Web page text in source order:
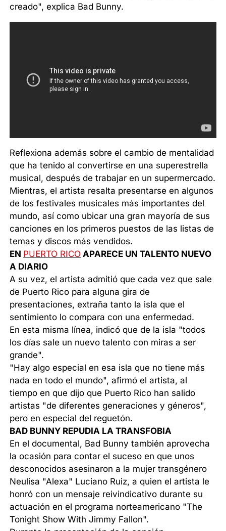
creado", explica Bad Bunny.
Reflexiona además sobre el cambio de mentalidad
que ha tenido al convertirse en una superestrella
musical, después de trabajar en un supermercado.
Mientras, el artista resalta presentarse en algunos
de los festivales musicales más importantes del
mundo, así como ubicar una gran mayoría de sus
canciones en los primeros puestos de las listas de
temas y discos más vendidos.
EN PUERTO RICO APARECE UN TALENTO NUEVO
A DIARIO
A su vez, el artista admitió que cada vez que sale
de Puerto Rico para alguna gira de
presentaciones, extraña tanto la isla que el
sentimiento lo compara con una enfermedad.
En esta misma línea, indicó que de la isla "todos
los días sale un nuevo talento con miras a ser
grande".
"Hay algo especial en esa isla que no tiene más
nada en todo el mundo", afirmó el artista, al
tiempo en que dijo que Puerto Rico han salido
artistas "de diferentes generaciones y géneros",
pero en especial del reguetón.
BAD BUNNY REPUDIA LA TRANSFOBIA
En el documental, Bad Bunny también aprovecha
la ocasión para contar el suceso en que unos
desconocidos asesinaron a la mujer transgénero
Neulisa "Alexa" Luciano Ruiz, a quien el artista le
honró con un mensaje reivindicativo durante su
actuación en el programa norteamericano "The
Tonight Show With Jimmy Fallon".